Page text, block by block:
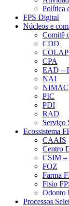
Política
FPS Digital
Núcleos e
Comitê
CDD
COLAP
CPA
EAD –
NAI
NIMAC
PIC
PDI
RAD
Serviço
Ecossistema
CAAIS
Centro
CSIM –
FOZ
Farma
Fisio
Odonto
Processos